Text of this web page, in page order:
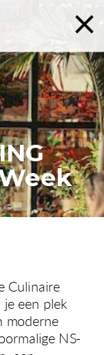
Culinaire
een plek
moderne
NS-